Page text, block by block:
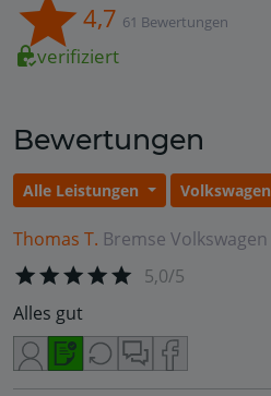
4,7 61 Bewertungen
verifiziert
Bewertungen
Alle Leistungen Volkswagen
Thomas T. Bremse Volkswagen
5,0/5
Alles gut